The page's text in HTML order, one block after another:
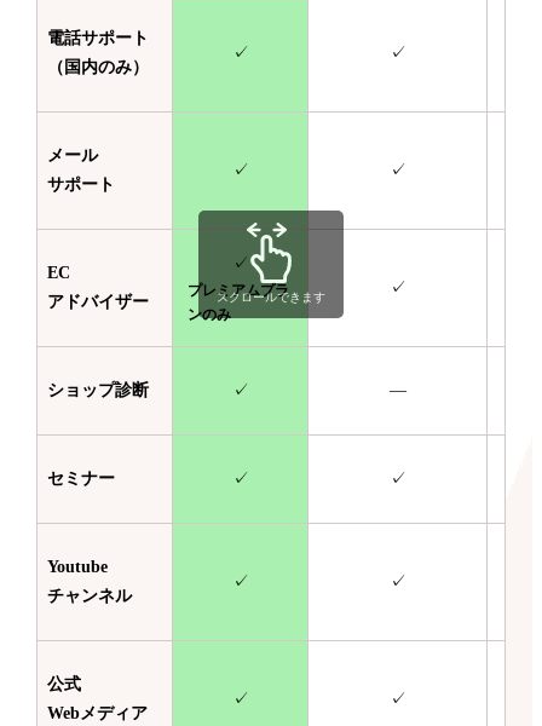
電話サポート
（国内のみ）
✓ ✓
メール
サポート
✓ ✓
EC
アドバイザー
✓
プレミアムプラ
ンのみ
✓
ショップ診断 ✓ —
セミナー ✓ ✓
Youtube
チャンネル
✓ ✓
公式
Webメディア
✓ ✓
スクロールできます